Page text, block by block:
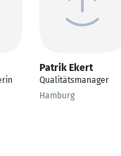
Patrik Ekert
Qualitätsmanager
Hamburg